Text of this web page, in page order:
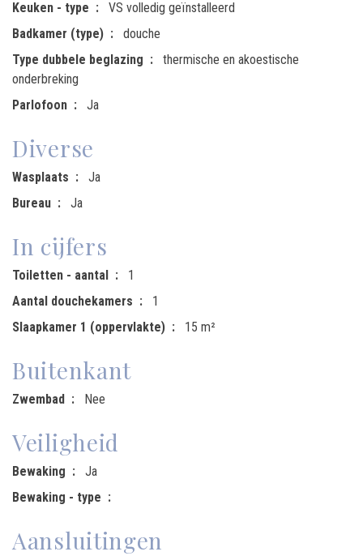
Keuken - type
VS volledig geïnstalleerd
Badkamer (type)
douche
Type dubbele beglazing
thermische en akoestische
onderbreking
Parlofoon
Ja
Diverse
Wasplaats
Ja
Bureau
Ja
In cijfers
Toiletten - aantal
1
Aantal douchekamers
1
Slaapkamer 1 (oppervlakte)
15 m²
Buitenkant
Zwembad Nee
Veiligheid
Bewaking
Ja
Bewaking - type
Aansluitingen